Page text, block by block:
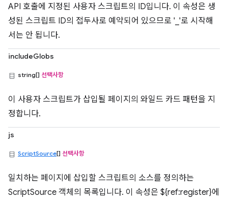
API 호출에 지정된 사용자 스크립트의 ID입니다. 이 속성은 생
성된 스크립트 ID의 접두사로 예약되어 있으므로 '_'로 시작해
서는 안 됩니다.
includeGlobs
string[] 선택사항
이 사용자 스크립트가 삽입될 페이지의 와일드 카드 패턴을 지
정합니다.
js
ScriptSource[] 선택사항
일치하는 페이지에 삽입할 스크립트의 소스를 정의하는
ScriptSource 객체의 목록입니다. 이 속성은 ${ref:register}에